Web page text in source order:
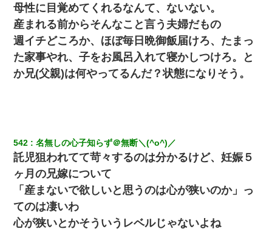
母性に目覚めてくれるなんて、ないない。
産まれる前からそんなこと言う夫婦だもの
週イチどころか、ほぼ毎日晩御飯届けろ、たまっ
た家事やれ、子をお風呂入れて寝かしつけろ。と
か兄(父親)は何やってるんだ？状態になりそう。
542 名無しの心子知らず＠無断＼(^o^)／
託児狙われてて苛々するのは分かるけど、妊娠５
ヶ月の兄嫁について
「産まないで欲しいと思うのは心が狭いのか」っ
てのは凄いわ
心が狭いとかそういうレベルじゃないよね